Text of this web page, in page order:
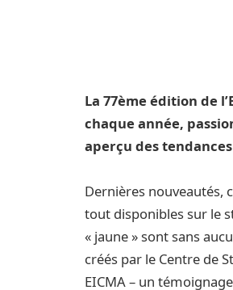
La 77ème édition de
chaque année,
aperçu des
Dernières nouveautés,
tout disponibles sur le
« jaune » sont sans
créés par le Centre de
EICMA – un